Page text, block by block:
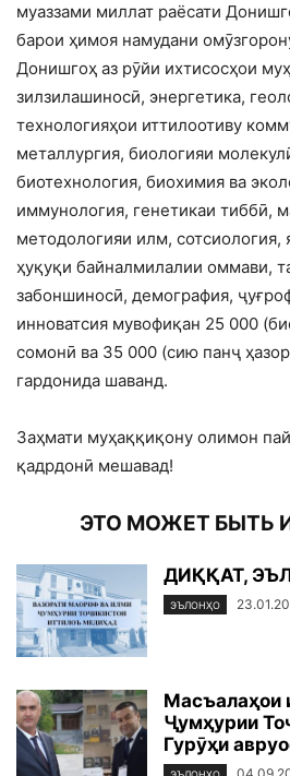
муаззами миллат раёсати
барои ҳимоя намудани
Донишгоҳ аз рӯйи ихтисосҳои
зилзилашиносӣ, энергетика,
технологияҳои иттилоотиву
металлургия, биологияи
биотехнология, биохимия ва
иммунология, генетикаи тиббӣ,
методологияи илм,
ҳуқуқи байналмилалии оммави,
забоншиносӣ, демография,
инноватсия мувофиқан 25 000
сомонӣ ва 35 000 (сию панҷ
гардонида шаванд.
Заҳмати муҳаққиқону олимон
қадрдонӣ мешавад!
ЭТО МОЖЕТ БЫТЬ
ДИҚҚАТ,
ЭЪЛОНҲО
Масъалаҳои
Ҷумҳурии
Гурӯҳи